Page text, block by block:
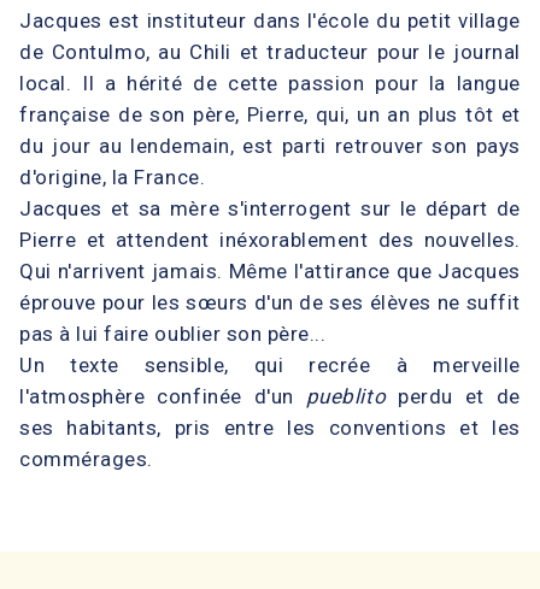
Jacques est instituteur dans l'école du petit village
de Contulmo, au Chili et traducteur pour le journal
local. Il a hérité de cette passion pour la langue
française de son père, Pierre, qui, un an plus tôt et
du jour au lendemain, est parti retrouver son pays
d'origine, la France.
Jacques et sa mère s'interrogent sur le départ de
Pierre et attendent inéxorablement des nouvelles.
Qui n'arrivent jamais. Même l'attirance que Jacques
éprouve pour les sœurs d'un de ses élèves ne suffit
pas à lui faire oublier son père...
Un texte sensible, qui recrée à merveille
l'atmosphère confinée d'un pueblitoperdu et de
ses habitants, pris entre les conventions et les
commérages.